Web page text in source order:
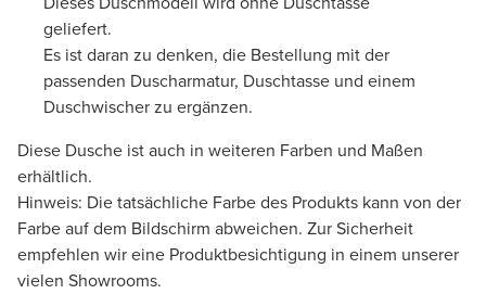
geliefert.
Es ist daran zu denken, die Bestellung mit der
passenden Duscharmatur, Duschtasse und einem
Duschwischer zu ergänzen.
Diese Dusche ist auch in weiteren Farben und Maßen
erhältlich.
Hinweis: Die tatsächliche Farbe des Produkts kann von der
Farbe auf dem Bildschirm abweichen. Zur Sicherheit
empfehlen wir eine Produktbesichtigung in einem unserer
vielen Showrooms.